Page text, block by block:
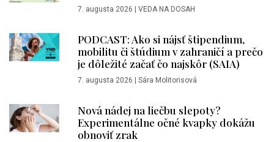
7. augusta 2026 | VEDA NA DOSAH
PODCAST: Ako si nájsť štipendium,
mobilitu či štúdium v zahraničí a prečo
je dôležité začať čo najskôr (SAIA)
7. augusta 2026 | Sára Molitorisová
Nová nádej na liečbu slepoty?
Experimentálne očné kvapky dokážu
obnoviť zrak